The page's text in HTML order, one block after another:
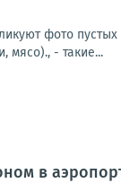
фото
мясо)., - такие...
в